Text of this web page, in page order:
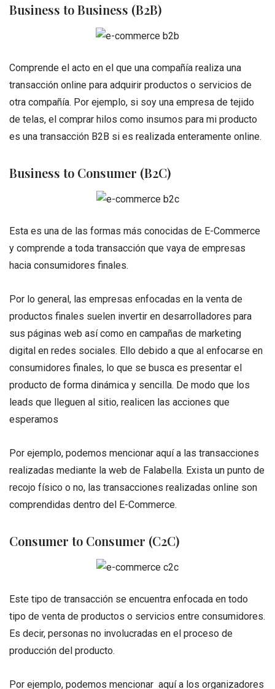
Business to Business (B2B)
Comprende el acto en el que una compañía realiza una
transacción online para adquirir productos o servicios de
otra compañía. Por ejemplo, si soy una empresa de tejido
de telas, el comprar hilos como insumos para mi producto
es una transacción B2B si es realizada enteramente online.
Business to Consumer (B2C)
Esta es una de las formas más conocidas de E-Commerce
y comprende a toda transacción que vaya de empresas
hacia consumidores finales.
Por lo general, las empresas enfocadas en la venta de
productos finales suelen invertir en desarrolladores para
sus páginas web así como en campañas de marketing
digital en redes sociales. Ello debido a que al enfocarse en
consumidores finales, lo que se busca es presentar el
producto de forma dinámica y sencilla. De modo que los
leads que lleguen al sitio, realicen las acciones que
esperamos
Por ejemplo, podemos mencionar aquí a las transacciones
realizadas mediante la web de Falabella. Exista un punto de
recojo físico o no, las transacciones realizadas online son
comprendidas dentro del E-Commerce.
Consumer to Consumer (C2C)
Este tipo de transacción se encuentra enfocada en todo
tipo de venta de productos o servicios entre consumidores.
Es decir, personas no involucradas en el proceso de
producción del producto.
Por ejemplo, podemos mencionar aquí a los organizadores